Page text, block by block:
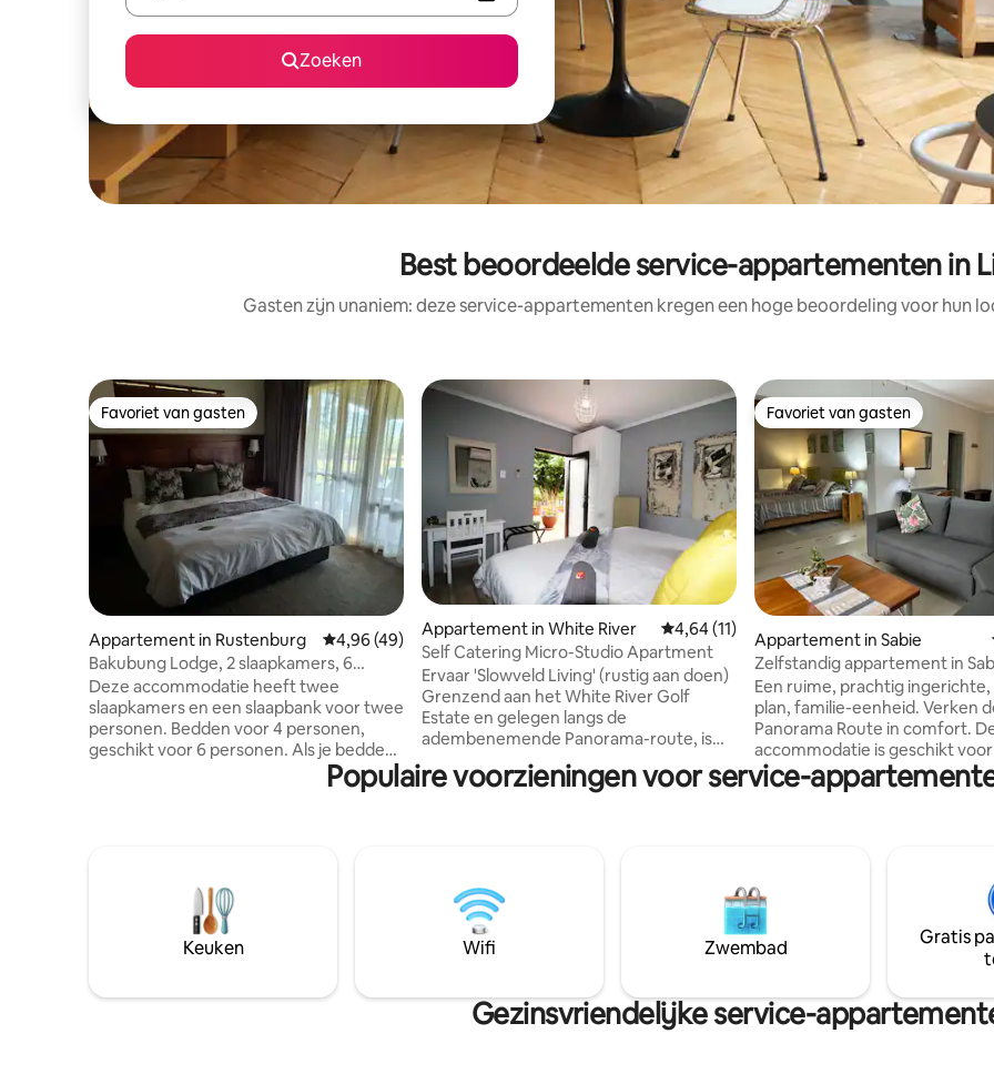
Zoeken
Best beoordeelde service-appartementen in
Gasten zijn unaniem: deze service-appartementen kregen een hoge beoordeling voor hun
Favoriet van gasten
Favoriet van gasten
Appartement in Rustenburg Gemiddelde beoordeling van 4,96 uit 5, 49 recensies
4,96 (49)
Bakubung Lodge, 2 slaapkamers, 6
personen, vr – ma of ma – vr
Deze accommodatie heeft twee
slaapkamers en een slaapbank voor twee
personen. Bedden voor 4 personen,
geschikt voor 6 personen. Als je bedden
voor 6 wilt, boek dan een Kwa Maritane
Als je over modules reserveert, neem
dan eerst contact met me op! Het zullen
verschillende eigenaren zijn, niet
gemakkelijk en je ZULT moeten
maar misschien mogelijk...maar plus
Appartement in White River Gemiddelde beoordeling van 4,64 uit 5, 11
4,64 (11)
Self Catering Micro-Studio Apartment
Ervaar 'Slowveld Living' (rustig aan doen)
Grenzend aan het White River Golf
Estate en gelegen langs de
adembenemende Panorama-route, is
het gebied een toevluchtsoord voor
golfers, fietsers, toeristen en
gebied is rijk aan lokaal erfgoed, het
klimaat is het hele jaar door gematigd en
de lokale bevolking is een hechte,
vriendelijke bende! Je zult zonder twijfel
Favoriet van gasten
Favoriet van gasten
Appartement in Sabie
Zelfstandig appartement in
Panorama Route
Een ruime, prachtig ingerichte,
plan, familie-eenheid. Verken de
Panorama Route in comfort. De
accommodatie is geschikt
volwassenen en 2 kinderen van
Kleine extra kosten voor
Woonkamer met smart-tv Er is een
gemeenschappelijk
zwembad op het terrein. Gemakkelijk
lopen naar winkels en
Populaire voorzieningen voor service-
Keuken Wifi Zwembad
Gratis
Gezinsvriendelijke service-